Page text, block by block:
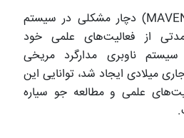
کاوشگر مریخی ماون (MAVEN) دچار مشکلی در سیستم
از فعالیت‌های علمی خود
ناوبری مدارگرد مریخی
میلادی ایجاد شد، توانایی این
علمی و مطالعه جو سیاره